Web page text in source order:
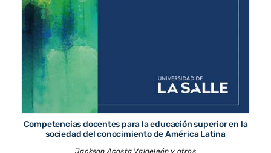
Competencias docentes para la educación superior en la
sociedad del conocimiento de América Latina
Jackson Acosta Valdeleón y otros